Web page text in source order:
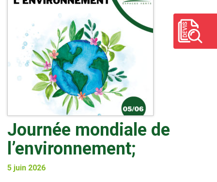
Journée mondiale de
l’environnement;
5 juin 2026